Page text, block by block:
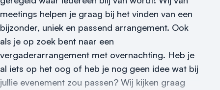
Meld locatie aan
Nieuws
Reviews (5⭐️)
Contact
meetings helpen je graag bij het vinden van een
bijzonder, uniek en passend arrangement. Ook
als je op zoek bent naar een
vergaderarrangement met overnachting. Heb je
al iets op het oog of heb je nog geen idee wat bij
jullie evenement zou passen? Wij kijken graag